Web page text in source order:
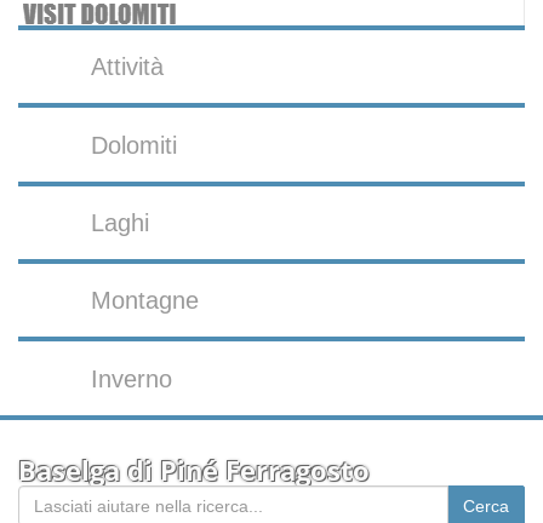
Attività
Dolomiti
Laghi
Montagne
Inverno
Baselga di Piné Ferragosto